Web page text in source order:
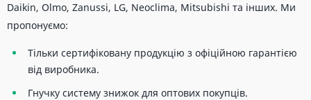
Daikin, Olmo, Zanussi, LG, Neoclima, Mitsubishi та інших. Ми
пропонуємо:
Тільки сертифіковану продукцію з офіційною гарантією
від виробника.
Гнучку систему знижок для оптових покупців.